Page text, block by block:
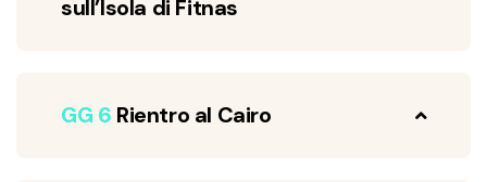
sull’Isola di Fitnas
GG 6 Rientro al Cairo